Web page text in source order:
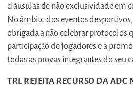
cláusulas de não exclusividade em
No âmbito dos eventos
obrigada a não celebrar protocolos
participação de jogadores e a
todas as provas integrantes do seu
TRL REJEITA RECURSO DA ADC